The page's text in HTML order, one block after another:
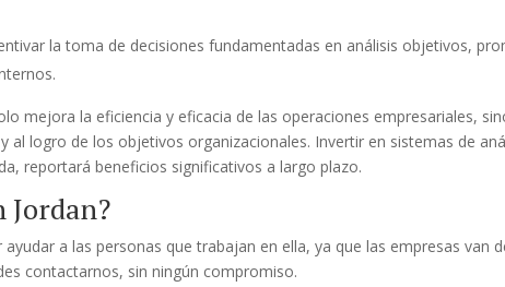
la toma de decisiones fundamentadas en análisis objetivos,
mejora la eficiencia y eficacia de las operaciones empresariales,
logro de los objetivos organizacionales. Invertir en sistemas de
reportará beneficios significativos a largo plazo.
Jordan?
a las personas que trabajan en ella, ya que las empresas van
contactarnos, sin ningún compromiso.